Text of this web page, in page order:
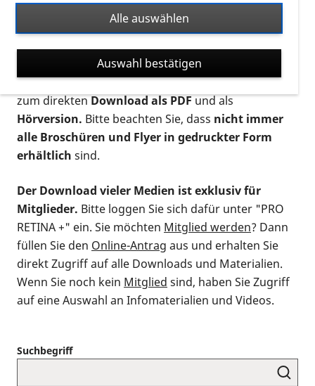
Ort. Nutzen Sie den Formatfilter, um ausschließlich
nach Flyern und Broschüren, Audios oder Videos zu
suchen. Die meisten Flyer und Broschüren werden in
verschiedenen Formaten angeboten: zur
postalischen Bestellung als gedruckte Variante
zum direktenDownload als PDFund als
Hörversion. Bitte beachten Sie, dass nicht immer
alle Broschüren und Flyer in gedruckter Form
erhältlich sind.
Der Download vieler Medien ist exklusiv für
Mitglieder. Bitte loggen Sie sich dafür unter "PRO
RETINA +" ein. Sie möchten Mitglied werden? Dann
füllen Sie den Online-Antrag aus und erhalten Sie
direkt Zugriff auf alle Downloads und Materialien.
Wenn Sie noch kein Mitglied sind, haben Sie Zugriff
auf eine Auswahl an Infomaterialien und Videos.
Suchbegriff
Alle auswählen
Auswahl bestätigen